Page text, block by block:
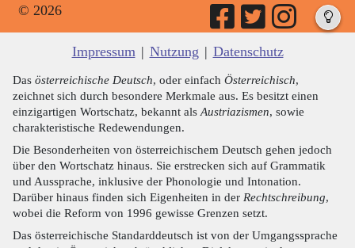
© 2026
Impressum | Nutzung | Datenschutz
Das österreichische Deutsch, oder einfach Österreichisch,
zeichnet sich durch besondere Merkmale aus. Es besitzt einen
einzigartigen Wortschatz, bekannt als Austriazismen, sowie
charakteristische Redewendungen.
Die Besonderheiten von österreichischem Deutsch gehen jedoch
über den Wortschatz hinaus. Sie erstrecken sich auf Grammatik
und Aussprache, inklusive der Phonologie und Intonation.
Darüber hinaus finden sich Eigenheiten in der Rechtschreibung,
wobei die Reform von 1996 gewisse Grenzen setzt.
Das österreichische Standarddeutsch ist von der Umgangssprache